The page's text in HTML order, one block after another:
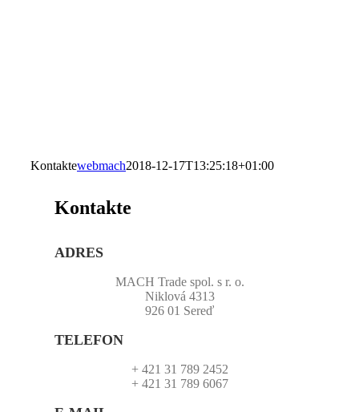
Kontaktewebmach2018-12-17T13:25:18+01:00
Kontakte
ADRES
MACH Trade spol. s r. o.
Niklová 4313
926 01 Sereď
TELEFON
+ 421 31 789 2452
+ 421 31 789 6067